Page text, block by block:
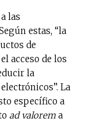
las
estas, “la
de
acceso de los
la
La
específico a
ad valorem a